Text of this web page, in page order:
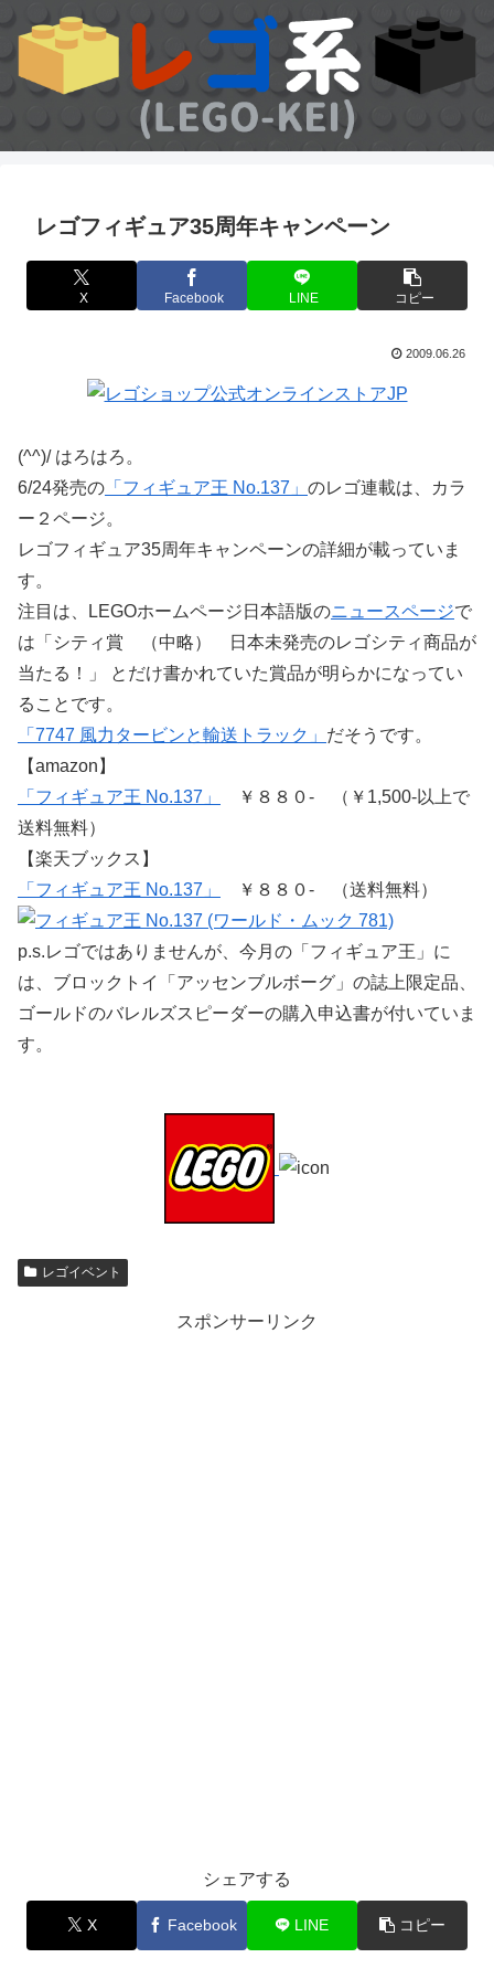
レゴフィギュア35周年キャンペーン
X Facebook LINE コピー
2009.06.26
(^^)/ はろはろ。
6/24発売の 「フィギュア王 No.137」 のレゴ連載は、カラ
ー２ページ。
レゴフィギュア35周年キャンペーンの詳細が載っていま
す。
注目は、LEGOホームページ日本語版のニュースページで
は「シティ賞 （中略） 日本未発売のレゴシティ商品が
当たる！」 とだけ書かれていた賞品が明らかになってい
ることです。
「7747 風力タービンと輸送トラック」 だそうです。
【amazon】
「フィギュア王 No.137」
￥８８０- （￥1,500-以上で
送料無料）
【楽天ブックス】
「フィギュア王 No.137」
￥８８０- （送料無料）
p.s.レゴではありませんが、今月の「フィギュア王」に
は、ブロックトイ「アッセンブルボーグ」の誌上限定品、
ゴールドのバレルズスピーダーの購入申込書が付いていま
す。
レゴイベント
スポンサーリンク
シェアする
X Facebook LINE コピー